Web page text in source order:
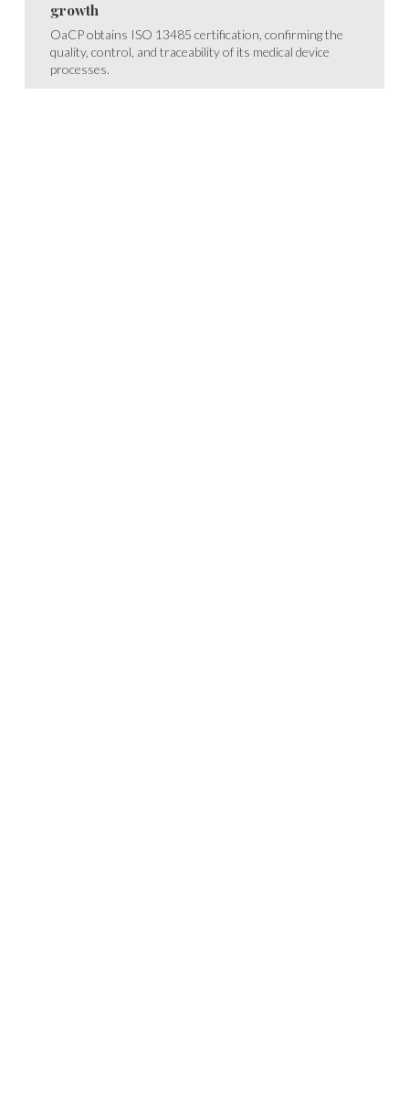
growth
OaCP obtains ISO 13485 certification, confirming the
quality, control, and traceability of its medical device
processes.